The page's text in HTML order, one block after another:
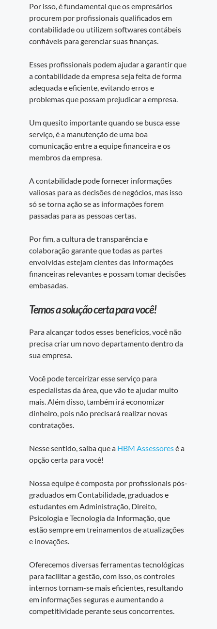
Por isso, é fundamental que os empresários
procurem por profissionais qualificados em
contabilidade ou utilizem softwares contábeis
confiáveis para gerenciar suas finanças.
Esses profissionais podem ajudar a garantir que
a contabilidade da empresa seja feita de forma
adequada e eficiente, evitando erros e
problemas que possam prejudicar a empresa.
Um quesito importante quando se busca esse
serviço, é a manutenção de uma boa
comunicação entre a equipe financeira e os
membros da empresa.
A contabilidade pode fornecer informações
valiosas para as decisões de negócios, mas isso
só se torna ação se as informações forem
passadas para as pessoas certas.
Por fim, a cultura de transparência e
colaboração garante que todas as partes
envolvidas estejam cientes das informações
financeiras relevantes e possam tomar decisões
embasadas.
Temos a solução certa para você!
Para alcançar todos esses benefícios, você não
precisa criar um novo departamento dentro da
sua empresa.
Você pode terceirizar esse serviço para
especialistas da área, que vão te ajudar muito
mais. Além disso, também irá economizar
dinheiro, pois não precisará realizar novas
contratações.
Nesse sentido, saiba que a HBM Assessoresé a
opção certa para você!
Nossa equipe é composta por profissionais pós-
graduados em Contabilidade, graduados e
estudantes em Administração, Direito,
Psicologia e Tecnologia da Informação, que
estão sempre em treinamentos de atualizações
e inovações.
Oferecemos diversas ferramentas tecnológicas
para facilitar a gestão, com isso, os controles
internos tornam-se mais eficientes, resultando
em informações seguras e aumentando a
competitividade perante seus concorrentes.